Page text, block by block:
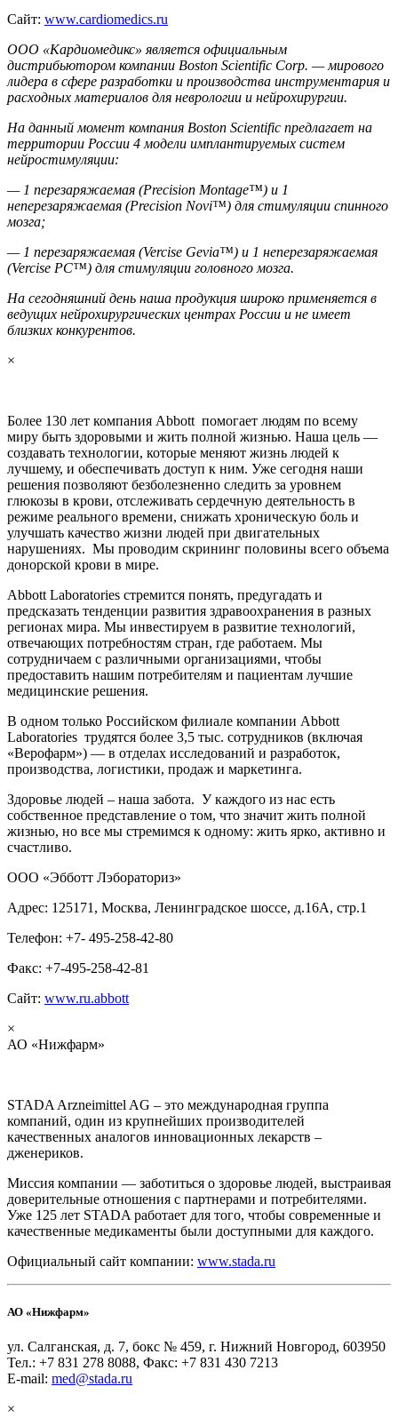
Сайт: www.cardiomedics.ru
ООО «Кардиомедикс» является официальным
дистрибьютором компании Boston Scientific Corp. — мирового
лидера в сфере разработки и производства инструментария и
расходных материалов для неврологии и нейрохирургии.
На данный момент компания Boston Scientific предлагает на
территории России 4 модели имплантируемых систем
нейростимуляции:
— 1 перезаряжаемая (Precision Montage™) и 1
неперезаряжаемая (Precision Novi™) для стимуляции спинного
мозга;
— 1 перезаряжаемая (Vercise Gevia™) и 1 неперезаряжаемая
(Vercise PC™) для стимуляции головного мозга.
На сегодняшний день наша продукция широко применяется в
ведущих нейрохирургических центрах России и не имеет
близких конкурентов.
×
Более 130 лет компания Abbott помогает людям по всему
миру быть здоровыми и жить полной жизнью. Наша цель —
создавать технологии, которые меняют жизнь людей к
лучшему, и обеспечивать доступ к ним. Уже сегодня наши
решения позволяют безболезненно следить за уровнем
глюкозы в крови, отслеживать сердечную деятельность в
режиме реального времени, снижать хроническую боль и
улучшать качество жизни людей при двигательных
нарушениях. Мы проводим скрининг половины всего объема
донорской крови в мире.
Abbott Laboratories стремится понять, предугадать и
предсказать тенденции развития здравоохранения в разных
регионах мира. Мы инвестируем в развитие технологий,
отвечающих потребностям стран, где работаем. Мы
сотрудничаем с различными организациями, чтобы
предоставить нашим потребителям и пациентам лучшие
медицинские решения.
В одном только Российском филиале компании Abbott
Laboratories трудятся более 3,5 тыс. сотрудников (включая
«Верофарм») — в отделах исследований и разработок,
производства, логистики, продаж и маркетинга.
Здоровье людей – наша забота. У каждого из нас есть
собственное представление о том, что значит жить полной
жизнью, но все мы стремимся к одному: жить ярко, активно и
счастливо.
ООО «Эбботт Лэбораториз»
Адрес: 125171, Москва, Ленинградское шоссе, д.16А, стр.1
Телефон: +7- 495-258-42-80
Факс: +7-495-258-42-81
Сайт: www.ru.abbott
×
АО «Нижфарм»
STADA Arzneimittel AG – это международная группа
компаний, один из крупнейших производителей
качественных аналогов инновационных лекарств –
дженериков.
Миссия компании — заботиться о здоровье людей, выстраивая
доверительные отношения с партнерами и потребителями.
Уже 125 лет STADA работает для того, чтобы современные и
качественные медикаменты были доступными для каждого.
Официальный сайт компании: www.stada.ru
АО «Нижфарм»
ул. Салганская, д. 7, бокс № 459, г. Нижний Новгород, 603950
Тел.: +7 831 278 8088, Факс: +7 831 430 7213
E-mail: med@stada.ru
×